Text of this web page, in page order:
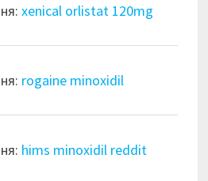
xenical orlistat 120mg
rogaine minoxidil
hims minoxidil reddit